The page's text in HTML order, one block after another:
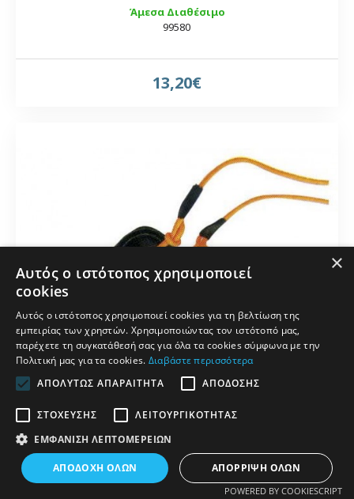
Άμεσα Διαθέσιμο
99580
13,20€
Λάστιχο για Άλμα εις Ύψος παιδιών
ΦΊΛΤΡΑ
×
Αυτός ο ιστότοπος χρησιμοποιεί
cookies
Αυτός ο ιστότοπος χρησιμοποιεί cookies για τη βελτίωση της
εμπειρίας των χρηστών. Χρησιμοποιώντας τον ιστότοπό μας,
παρέχετε τη συγκατάθεσή σας για όλα τα cookies σύμφωνα με την
Πολιτική μας για τα cookies. Διαβάστε περισσότερα
ΑΠΟΛΎΤΩΣ ΑΠΑΡΑΊΤΗΤΑ
ΑΠΌΔΟΣΗΣ
ΣΤΌΧΕΥΣΗΣ
ΛΕΙΤΟΥΡΓΙΚΌΤΗΤΑΣ
ΕΜΦΆΝΙΣΗ ΛΕΠΤΟΜΕΡΕΙΏΝ
ΑΠΟΔΟΧΉ ΌΛΩΝ ΑΠΌΡΡΙΨΗ ΌΛΩΝ
POWERED BY COOKIESCRIPT